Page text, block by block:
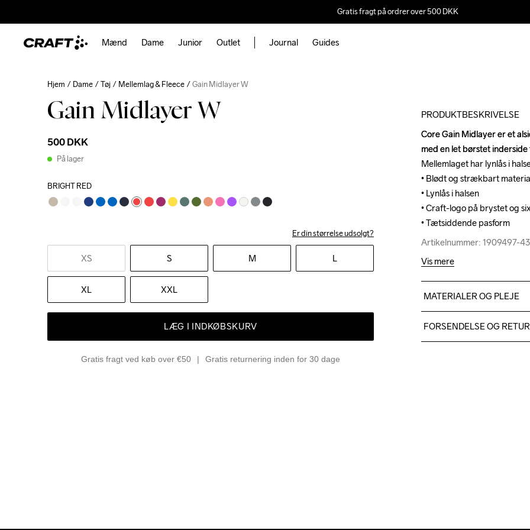
Gratis fragt på ordrer over 500 DKK
Mænd Dame Junior Outlet Journal Guides
Hjem Dame Tøj Mellemlag & Fleece Gain Midlayer W
Gain Midlayer W
500 DKK
På lager
BRIGHT RED
Er din størrelse udsolgt?
XS S M L
XL XXL
LÆG I INDKØBSKURV
Gratis fragt ved køb over €50 Gratis returnering inden for 30 dage
PRODUKTBESKRIVELSE
Core Gain Midlayer er et
med en let børstet
Mellemlaget har lynlås i
• Blødt og strækbart
• Lynlås i halsen
• Craft-logo på brystet og
• Tætsiddende pasform
Artikelnummer: 1909497-
Core Gain Midlayer er et
med en let børstet
Mellemlaget har lynlås i
• Blødt og strækbart
• Lynlås i halsen
• Craft-logo på brystet og
• Tætsiddende pasform
Artikelnummer: 1909497-
Vis mere
MATERIALER OG PLEJE
FORSENDELSE OG